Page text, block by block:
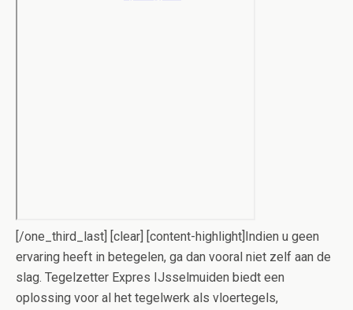
[/one_third_last] [clear] [content-highlight]Indien u geen
ervaring heeft in betegelen, ga dan vooral niet zelf aan de
slag. Tegelzetter Expres IJsselmuiden biedt een
oplossing voor al het tegelwerk als vloertegels,